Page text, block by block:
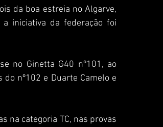
da boa estreia no Algarve,
iniciativa da federação foi
no Ginetta G40 nº101, ao
nº102 e Duarte Camelo e
na categoria TC, nas provas